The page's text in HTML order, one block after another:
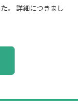
。 詳細につきまし